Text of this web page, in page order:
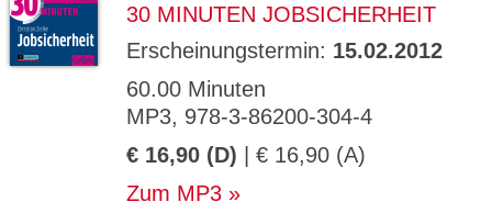
30 MINUTEN JOBSICHERHEIT
Erscheinungstermin: 15.02.2012
60.00 Minuten
MP3, 978-3-86200-304-4
€ 16,90 (D) | € 16,90 (A)
Zum MP3